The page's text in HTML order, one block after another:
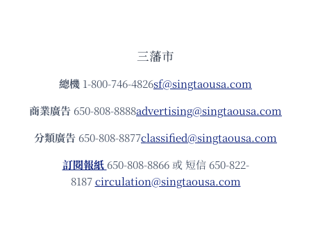
三藩市
總機 1-800-746-4826sf@singtaousa.com
商業廣告 650-808-8888advertising@singtaousa.com
分類廣告 650-808-8877classified@singtaousa.com
訂閱報紙 650-808-8866 或 短信 650-822-
8187circulation@singtaousa.com